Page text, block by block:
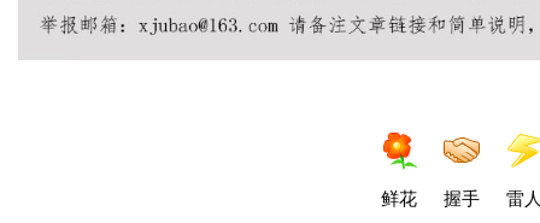
鲜花 握手 雷